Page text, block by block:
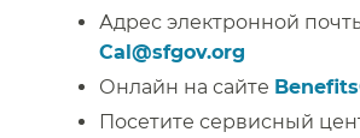
Адрес электронной
Cal@sfgov.org​​
Онлайн на сайте
Посетите сервисный